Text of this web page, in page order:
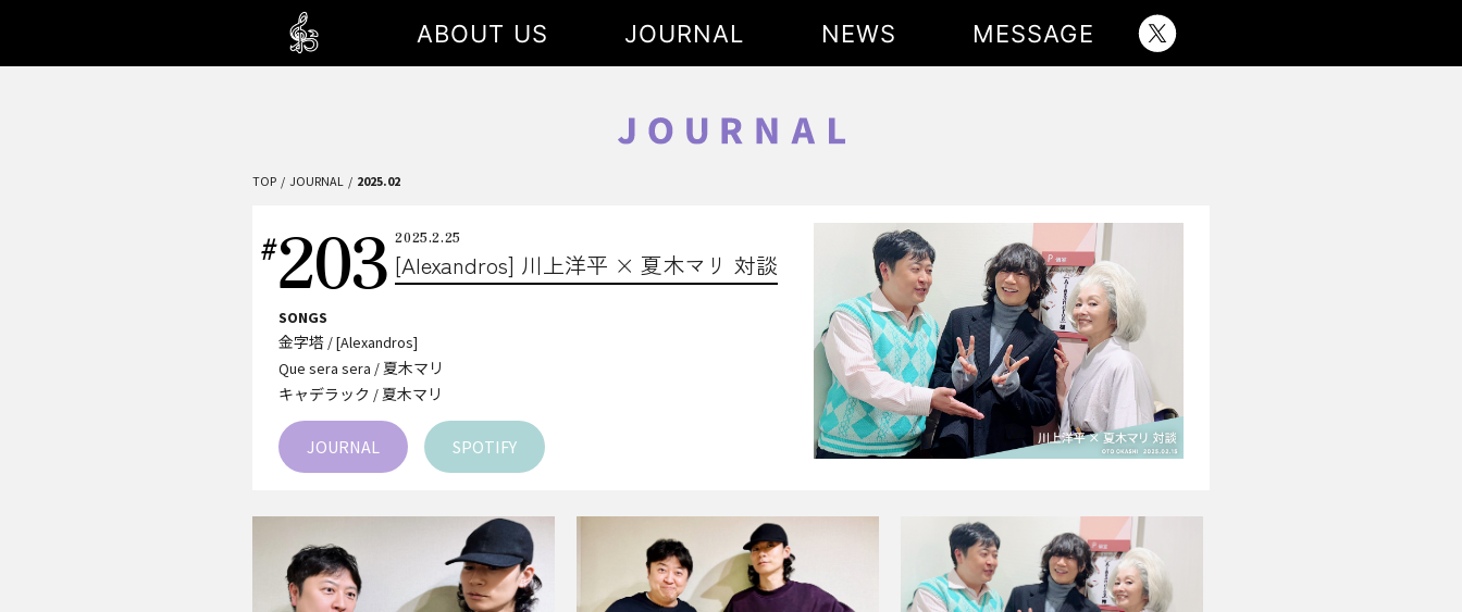
ABOUT US JOURNAL NEWS MESSAGE
TOP JOURNAL 2025.02
203 2025.2.25
[Alexandros] 川上洋平 × 夏木マリ 対談
SONGS
金字塔 / [Alexandros]
Que sera sera / 夏木マリ
キャデラック / 夏木マリ
JOURNAL SPOTIFY